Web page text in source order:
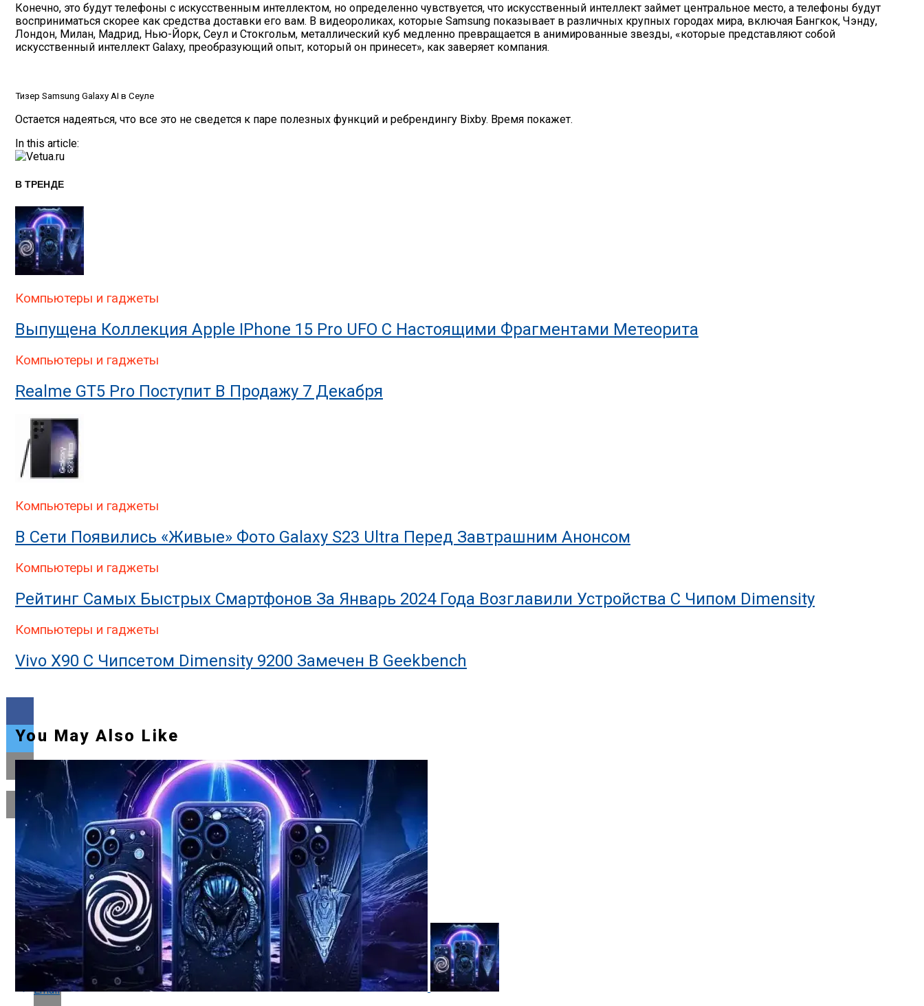
Конечно, это будут телефоны с искусственным интеллектом, но определенно чувствуется, что искусственный интеллект займет центральное место, а телефоны будут
восприниматься скорее как средства доставки его вам. В видеороликах, которые Samsung показывает в различных крупных городах мира, включая Бангкок, Чэнду,
Лондон, Милан, Мадрид, Нью-Йорк, Сеул и Стокгольм, металлический куб медленно превращается в анимированные звезды, «которые представляют собой
искусственный интеллект Galaxy, преобразующий опыт, который он принесет», как заверяет компания.
Тизер Samsung Galaxy AI в Сеуле
Остается надеяться, что все это не сведется к паре полезных функций и ребрендингу Bixby. Время покажет.
In this article:
В ТРЕНДЕ
Компьютеры и гаджеты
Выпущена Коллекция Apple IPhone 15 Pro UFO С Настоящими Фрагментами Метеорита
Компьютеры и гаджеты
Realme GT5 Pro Поступит В Продажу 7 Декабря
Компьютеры и гаджеты
В Сети Появились «живые» Фото Galaxy S23 Ultra Перед Завтрашним Анонсом
Компьютеры и гаджеты
Рейтинг Самых Быстрых Смартфонов За Январь 2024 Года Возглавили Устройства С Чипом Dimensity
Компьютеры и гаджеты
Vivo X90 С Чипсетом Dimensity 9200 Замечен В Geekbench
Flipboard
Reddit
Pinterest
Whatsapp
Whatsapp
Email
You May Also Like